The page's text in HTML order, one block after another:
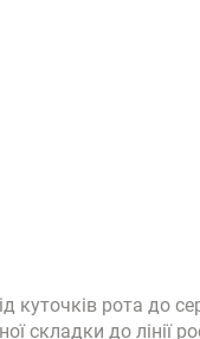
куточків рота до
складки до лінії